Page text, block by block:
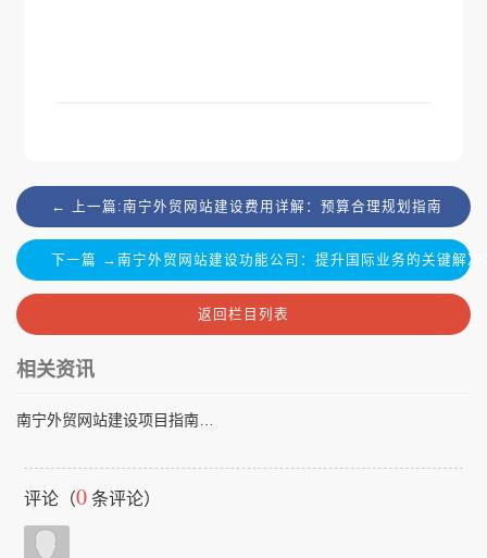
← 上一篇:南宁外贸网站建设费用详解：预算合理规划指南
下一篇 →南宁外贸网站建设功能公司：提升国际业务的关键解决
返回栏目列表
相关资讯
评论（0 条评论）